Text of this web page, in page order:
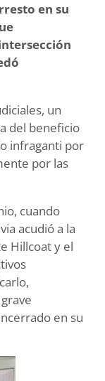
en su
un
del beneficio
infraganti por
por las
cuando
acudió a la
Hillcoat y el
en su